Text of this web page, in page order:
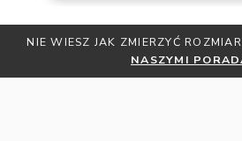
ROZMIAR ? -ZAPOZNAJ SIĘ Z
NASZYMI PORADAMI